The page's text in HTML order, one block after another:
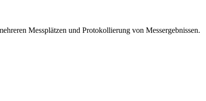
Messplätzen und Protokollierung von Messergebnissen.